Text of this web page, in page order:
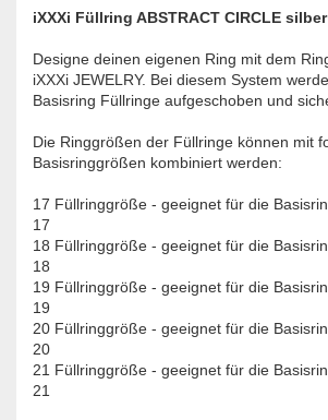
iXXXi Füllring ABSTRACT CIRCLE
Designe deinen eigenen Ring mit dem
iXXXi JEWELRY. Bei diesem System
Basisring Füllringe aufgeschoben und
Die Ringgrößen der Füllringe können mit
Basisringgrößen kombiniert werden:
17 Füllringgröße - geeignet für die
17
18 Füllringgröße - geeignet für die
18
19 Füllringgröße - geeignet für die
19
20 Füllringgröße - geeignet für die
20
21 Füllringgröße - geeignet für die
21